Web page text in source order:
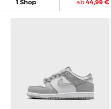
1 Shop ab44,99 €